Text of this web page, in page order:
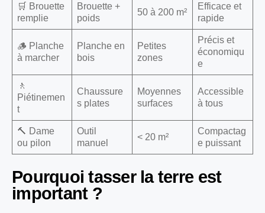
🛒 Brouette
remplie
Brouette +
poids
50 à 200 m²
Efficace et
rapide
🪵 Planche
à marcher
Planche en
bois
Petites
zones
Précis et
économiqu
e
🚶
Piétinemen
t
Chaussure
s plates
Moyennes
surfaces
Accessible
à tous
🔨 Dame
ou pilon
Outil
manuel
< 20 m²
Compactag
e puissant
Pourquoi tasser la terre est
important ?